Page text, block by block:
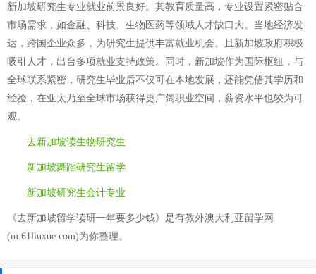
新加坡研究生专业就业前景良好。其教育质量高，专业设置紧密贴合
市场需求，如金融、科技、生物医药等领域人才缺口大。当地经济发
达，跨国企业众多，为研究生提供丰富就业机会。且新加坡政府积极
吸引人才，出台多项就业支持政策。同时，新加坡作为国际枢纽，与
全球联系紧密，研究生毕业后不仅可在本地发展，还能凭借其学历和
经验，在亚太乃至全球市场获得更广阔职业空间，薪资水平也较为可
观。
去新加坡读生物研究生
新加坡舞蹈研究生留学
新加坡研究生会计专业
《去新加坡留学读研一年要多少钱》是有教外澳大利亚留学网
(m.61liuxue.com)为你整理。